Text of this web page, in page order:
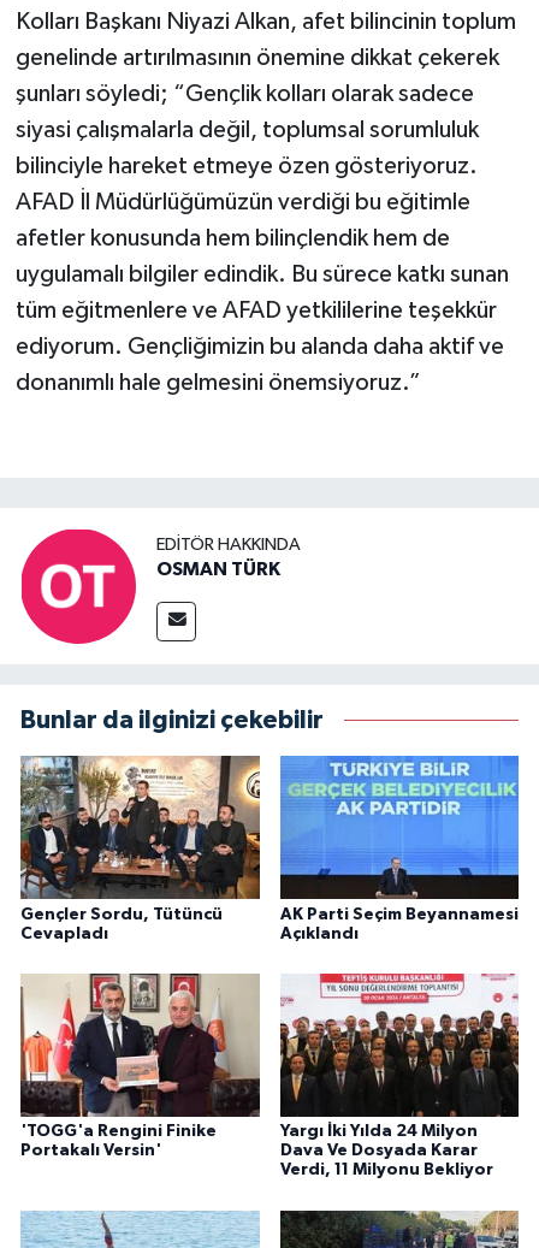
Kolları Başkanı Niyazi Alkan, afet bilincinin toplum
genelinde artırılmasının önemine dikkat çekerek
şunları söyledi; “Gençlik kolları olarak sadece
siyasi çalışmalarla değil, toplumsal sorumluluk
bilinciyle hareket etmeye özen gösteriyoruz.
AFAD İl Müdürlüğümüzün verdiği bu eğitimle
afetler konusunda hem bilinçlendik hem de
uygulamalı bilgiler edindik. Bu sürece katkı sunan
tüm eğitmenlere ve AFAD yetkililerine teşekkür
ediyorum. Gençliğimizin bu alanda daha aktif ve
donanımlı hale gelmesini önemsiyoruz.”
EDITÖR HAKKINDA
OSMAN TÜRK
Bunlar da ilginizi çekebilir
Gençler Sordu, Tütüncü
Cevapladı
AK Parti Seçim Beyannamesi
Açıklandı
'TOGG'a Rengini Finike
Portakalı Versin'
Yargı İki Yılda 24 Milyon
Dava Ve Dosyada Karar
Verdi, 11 Milyonu Bekliyor